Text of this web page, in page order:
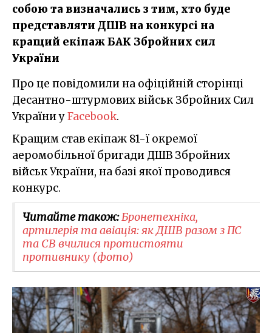
собою та визначались з тим, хто буде
представляти ДШВ на конкурсі на
кращий екіпаж БАК Збройних сил
України
Про це повідомили на офіційній сторінці
Десантно-штурмових військ Збройних Сил
України уFacebook.
Кращим став екіпаж 81-ї окремої
аеромобільної бригади ДШВ Збройних
військ України, на базі якої проводився
конкурс.
Читайте також:Бронетехніка,
артилерія та авіація: як ДШВ разом з ПС
та СВ вчилися протистояти
противнику (фото)